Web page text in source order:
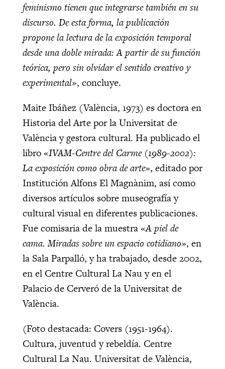
feminismo tienen que integrarse también en su
discurso. De esta forma, la publicación
propone la lectura de la exposición temporal
desde una doble mirada: A partir de su función
teórica, pero sin olvidar el sentido creativo y
experimental», concluye.
Maite Ibáñez (València, 1973) es doctora en
Historia del Arte por la Universitat de
València y gestora cultural. Ha publicado el
libro «IVAM-Centre del Carme (1989-2002):
La exposición como obra de arte», editado por
Institución Alfons El Magnànim, así como
diversos artículos sobre museografía y
cultural visual en diferentes publicaciones.
Fue comisaria de la muestra «A piel de
cama. Miradas sobre un espacio cotidiano», en
la Sala Parpalló, y ha trabajado, desde 2002,
en el Centre Cultural La Nau y en el
Palacio de Cerveró de la Universitat de
València.
(Foto destacada: Covers (1951-1964).
Cultura, juventud y rebeldía. Centre
Cultural La Nau. Universitat de València,